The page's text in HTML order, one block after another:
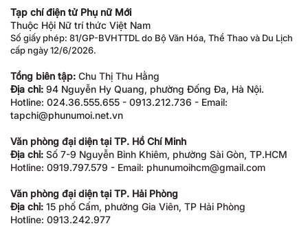
Tạp chí điện tử Phụ nữ Mới
Thuộc Hội Nữ trí thức Việt Nam
Số giấy phép: 81/GP-BVHTTDL do Bộ Văn Hóa, Thể Thao và Du Lịch
cấp ngày 12/6/2026.
Tổng biên tập: Chu Thị Thu Hằng
Địa chỉ: 94 Nguyễn Hy Quang, phường Đống Đa, Hà Nội.
Hotline: 024.36.555.655 - 0913.212.736 - Email:
tapchi@phunumoi.net.vn
Văn phòng đại diện tại TP. Hồ Chí Minh
Địa chỉ: Số 7-9 Nguyễn Bỉnh Khiêm, phường Sài Gòn, TP.HCM
Hotline: 0919.797.579 - Email: phunumoihcm@gmail.com
Văn phòng đại diện tại TP. Hải Phòng
Địa chỉ: 15 phố Cấm, phường Gia Viên, TP Hải Phòng
Hotline: 0913.242.977